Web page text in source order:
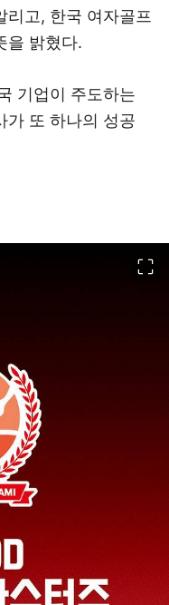
리고, 한국 여자골프
을 밝혔다.
기업이 주도하는
가 또 하나의 성공